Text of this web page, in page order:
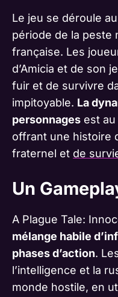
Le jeu se déroule
période de la peste
française. Les
d’Amicia et de son
fuir et de survivre
impitoyable. La
personnages est
offrant une histoire
fraternel et de
Un
A Plague Tale:
mélange habile
phases d’action.
l’intelligence et la
monde hostile, en